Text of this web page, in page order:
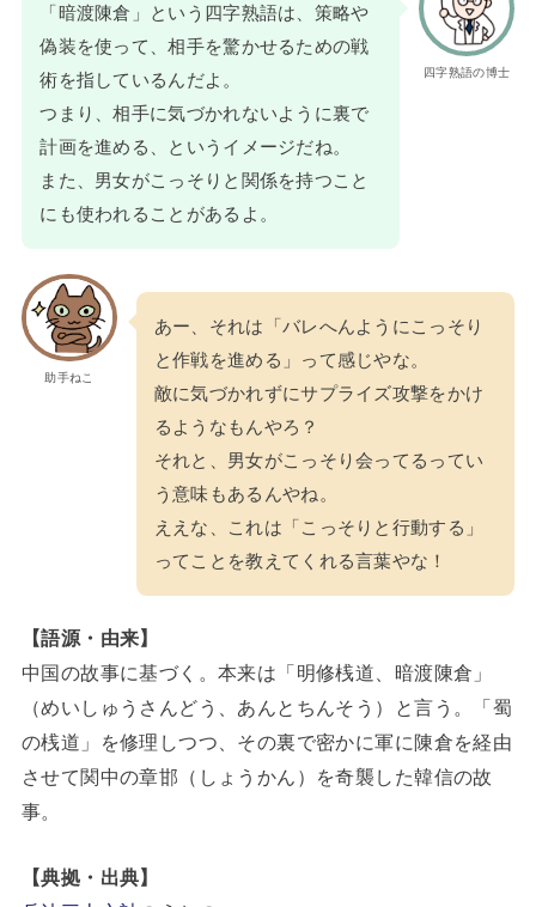
四字熟語の博士
「暗渡陳倉」という四字熟語は、策略や
偽装を使って、相手を驚かせるための戦
術を指しているんだよ。
つまり、相手に気づかれないように裏で
計画を進める、というイメージだね。
また、男女がこっそりと関係を持つこと
にも使われることがあるよ。
助手ねこ
あー、それは「バレへんようにこっそり
と作戦を進める」って感じやな。
敵に気づかれずにサプライズ攻撃をかけ
るようなもんやろ？
それと、男女がこっそり会ってるってい
う意味もあるんやね。
ええな、これは「こっそりと行動する」
ってことを教えてくれる言葉やな！
【語源・由来】
中国の故事に基づく。本来は「明修桟道、暗渡陳倉」
（めいしゅうさんどう、あんとちんそう）と言う。「蜀
の桟道」を修理しつつ、その裏で密かに軍に陳倉を経由
させて関中の章邯（しょうかん）を奇襲した韓信の故
事。
【典拠・出典】